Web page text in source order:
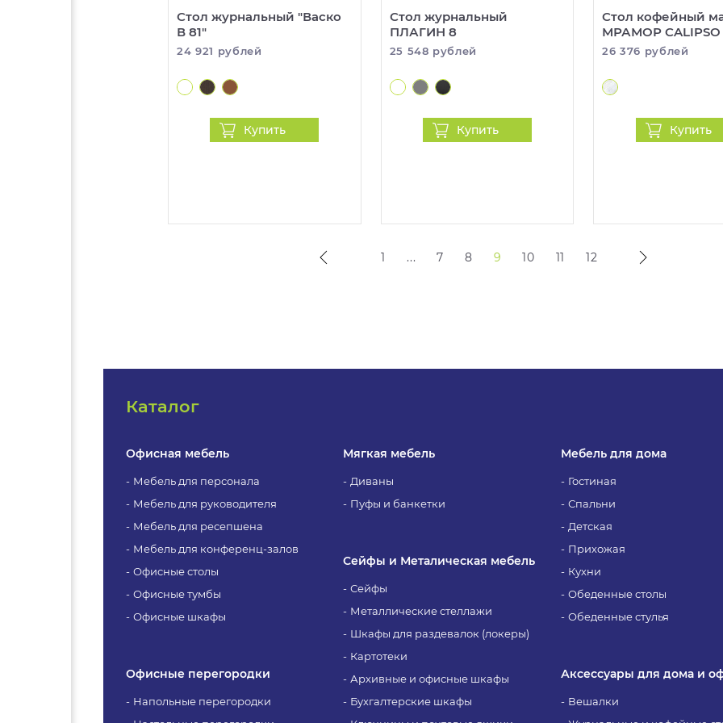
Стол журнальный "Васко
В 81"
24 921 рублей
Купить
Стол журнальный
ПЛАГИН 8
25 548 рублей
Купить
Стол кофейный
МРАМОР CALIPSO
26 376 рублей
Купить
1 ... 7 8 9 10 11 12
Каталог
Офисная мебель
Мебель для персонала
Мебель для руководителя
Мебель для ресепшена
Мебель для конференц-залов
Офисные столы
Офисные тумбы
Офисные шкафы
Офисные перегородки
Напольные перегородки
Мягкая мебель
Диваны
Пуфы и банкетки
Сейфы и Металическая мебель
Сейфы
Металлические стеллажи
Шкафы для раздевалок (локеры)
Картотеки
Архивные и офисные шкафы
Бухгалтерские шкафы
Мебель для дома
Гостиная
Спальни
Детская
Прихожая
Кухни
Обеденные столы
Обеденные стулья
Аксессуары для дома и
Вешалки